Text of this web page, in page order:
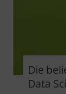
Die
Data